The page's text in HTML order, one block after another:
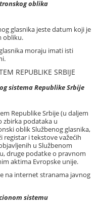
oblika
glasnika jeste datum koji je
obliku.
moraju imati isti
REPUBLIKE SRBIJE
sistema Republike Srbije
Republike Srbije (u daljem
zbirka podataka u
oblik Službenog glasnika,
registar i tekstove važećih
u Službenom
druge podatke o pravnom
aktima Evropske unije.
na internet stranama javnog
sistemu